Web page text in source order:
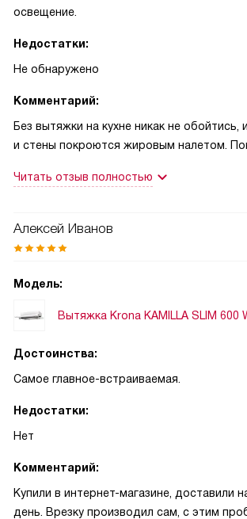
освещение.
Недостатки:
Не обнаружено
Комментарий:
Без вытяжки на кухне никак не обойтись,
и стены покроются жировым налетом.
бюджетный вариант, который у нас
ней все устраивает и менять вытяжку я
Читать отзыв полностью
Алексей Иванов
Модель:
Вытяжка Krona KAMILLA SLIM 600
Достоинства:
Самое главное-встраиваемая.
Недостатки:
Нет
Комментарий:
Купили в интернет-магазине, доставили
день. Врезку производил сам, с этим